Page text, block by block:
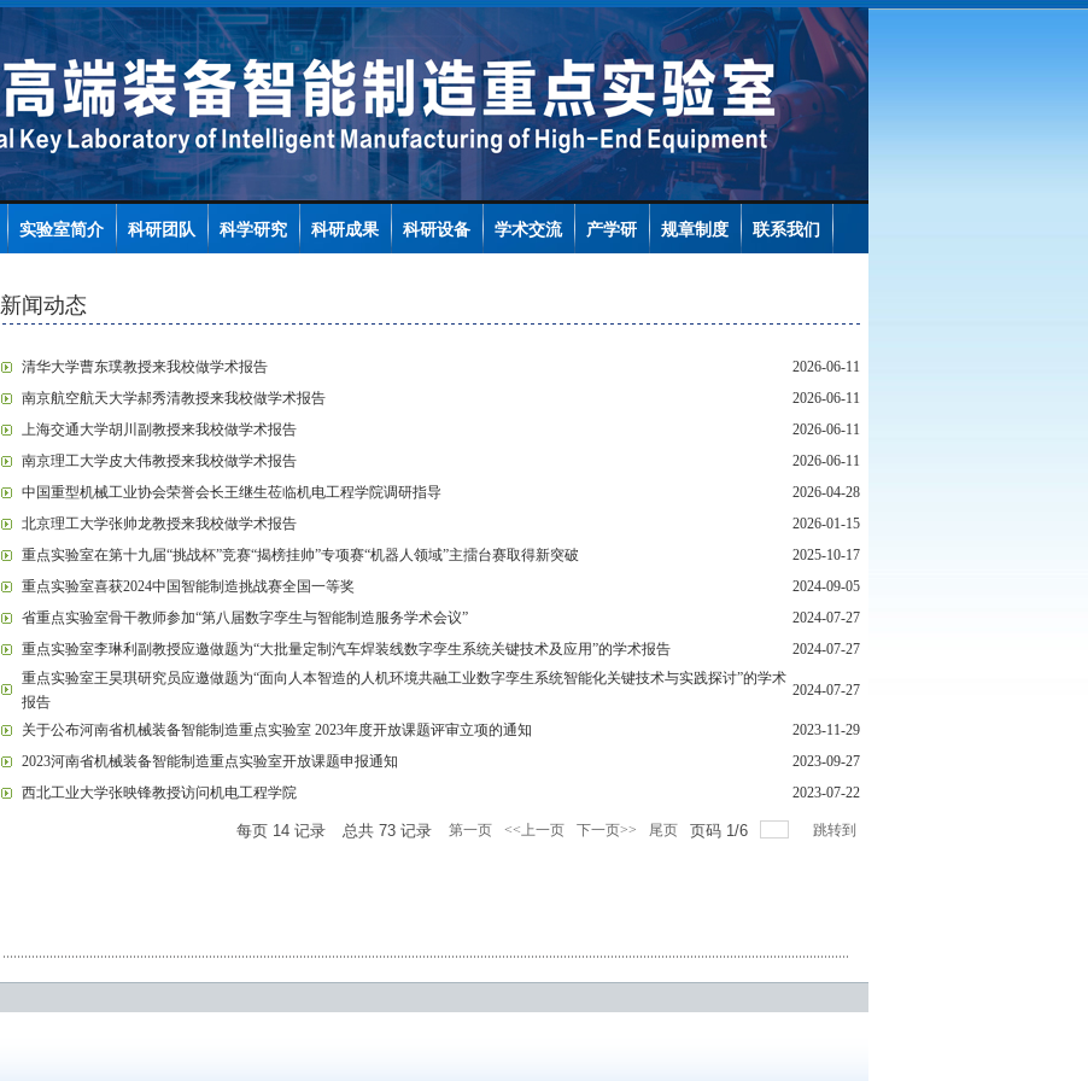
实验室简介 科研团队 科学研究 科研成果 科研设备 学术交流 产学研 规章制度 联系我们
新闻动态
清华大学曹东璞教授来我校做学术报告
2026-06-11
南京航空航天大学郝秀清教授来我校做学术报告
2026-06-11
上海交通大学胡川副教授来我校做学术报告
2026-06-11
南京理工大学皮大伟教授来我校做学术报告
2026-06-11
中国重型机械工业协会荣誉会长王继生莅临机电工程学院调研指导
2026-04-28
北京理工大学张帅龙教授来我校做学术报告
2026-01-15
重点实验室在第十九届“挑战杯”竞赛“揭榜挂帅”专项赛“机器人领域”主擂台赛取得新突破
2025-10-17
重点实验室喜获2024中国智能制造挑战赛全国一等奖
2024-09-05
省重点实验室骨干教师参加“第八届数字孪生与智能制造服务学术会议”
2024-07-27
重点实验室李琳利副教授应邀做题为“大批量定制汽车焊装线数字孪生系统关键技术及应用”的学术报告
2024-07-27
重点实验室王昊琪研究员应邀做题为“面向人本智造的人机环境共融工业数字孪生系统智能化关键技术与实践探讨”的学术
报告
2024-07-27
关于公布河南省机械装备智能制造重点实验室 2023年度开放课题评审立项的通知
2023-11-29
2023河南省机械装备智能制造重点实验室开放课题申报通知
2023-09-27
西北工业大学张映锋教授访问机电工程学院
2023-07-22
每页 14记录 总共 73记录 第一页 <<上一页 下一页>> 尾页 页码 1/6 跳转到